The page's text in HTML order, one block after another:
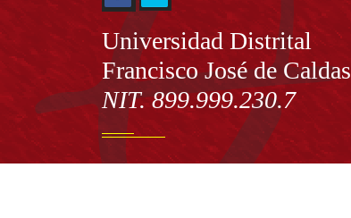
Información
Universidad Distrital
Francisco José de Caldas
NIT. 899.999.230.7